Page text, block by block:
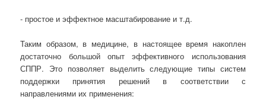
- простое и эффектное масштабирование и т.д.
Таким образом, в медицине, в настоящее время накоплен
достаточно большой опыт эффективного использования
СППР. Это позволяет выделить следующие типы систем
поддержки принятия решений в соответствии с
направлениями их применения: